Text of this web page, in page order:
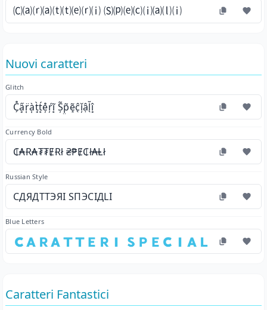
🄒⒜⒭⒜⒯⒯⒠⒭⒤ 🄢⒫⒠⒞⒤⒜⒧⒤
Nuovi caratteri
Glitch
C̗̊a̘̋r̜̈à̜t̘̀t̙́e̦̊ŕ̦ĩ̙ Ș̃p̤̃ẽ̝ĉ̖ǐ̦ậl̖̆î̘
Currency Bold
₵₳Ɍ₳₮₮ɆɌł ₴₱Ɇ₵ł₳Ⱡł
Russian Style
СДЯДТТЭЯІ ЅПЭСІДLІ
Blue Letters
🇨​🇦​🇷​🇦​🇹​🇹​🇪​🇷​🇮​ 🇸​🇵​🇪​🇨​🇮​🇦​🇱​🇮​
Caratteri Fantastici